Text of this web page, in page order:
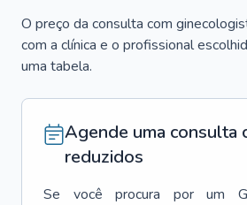
O preço da consulta com
com a clínica e o profissional
uma tabela.
Agende uma consulta
reduzidos
Se você procura por um